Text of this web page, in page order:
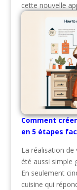
cette nouvelle
Comment
en 5 étapes
La réalisation de
été aussi simple
En seulement
cuisine qui